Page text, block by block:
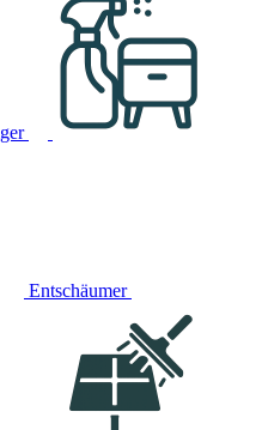
Entschäumer